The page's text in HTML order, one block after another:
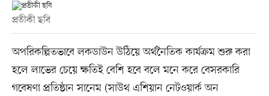
প্রতীকী ছবি
অপরিকল্পিতভাবে লকডাউন উঠিয়ে অর্থনৈতিক কার্যক্রম শুরু করা
হলে লাভের চেয়ে ক্ষতিই বেশি হবে বলে মনে করে বেসরকারি
গবেষণা প্রতিষ্ঠান সানেম (সাউথ এশিয়ান নেটওয়ার্ক অন